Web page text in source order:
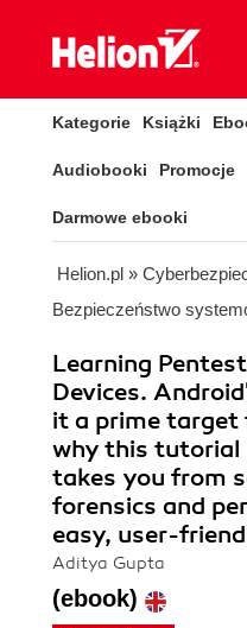
Kategorie Książki
Audiobooki Promocje
Darmowe ebooki
Helion.pl »
Bezpieczeństwo
Learning
Devices.
it a prime target
why this tutorial
takes you from
forensics and
easy, user-
Aditya Gupta
(ebook)